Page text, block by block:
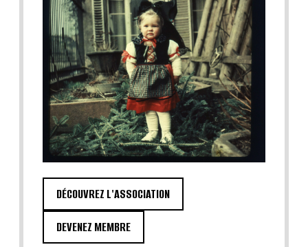
DÉCOUVREZ L'ASSOCIATION
DEVENEZ MEMBRE